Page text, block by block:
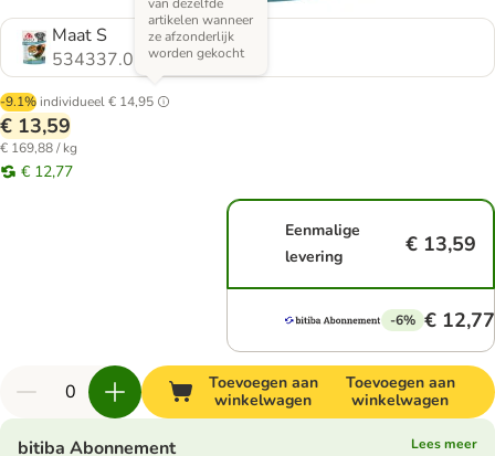
Maat S
534337.0
-9.1% individueel€ 14,95
artikelen wanneer
ze afzonderlijk
worden gekocht
€ 13,59
€ 169,88 / kg
€ 12,77
Eenmalige
levering
€ 13,59
-6% € 12,77
Toevoegen aan
winkelwagen
Toevoegen aan
winkelwagen
bitiba Abonnement
Lees meer